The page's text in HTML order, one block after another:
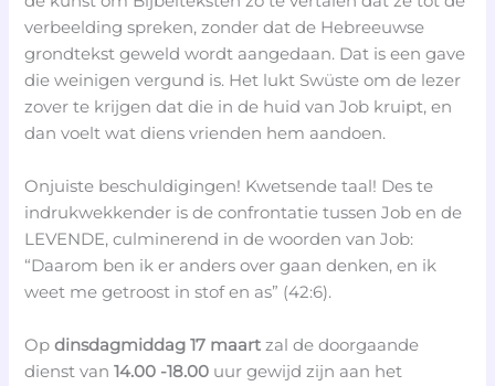
verbeelding spreken, zonder dat de Hebreeuwse
grondtekst geweld wordt aangedaan. Dat is een gave
die weinigen vergund is. Het lukt Swüste om de lezer
zover te krijgen dat die in de huid van Job kruipt, en
dan voelt wat diens vrienden hem aandoen.
Onjuiste beschuldigingen! Kwetsende taal! Des te
indrukwekkender is de confrontatie tussen Job en de
LEVENDE, culminerend in de woorden van Job:
“Daarom ben ik er anders over gaan denken, en ik
weet me getroost in stof en as” (42:6).
Opdinsdagmiddag 17 maart zal de doorgaande
dienst van14.00 -18.00 uur gewijd zijn aan het